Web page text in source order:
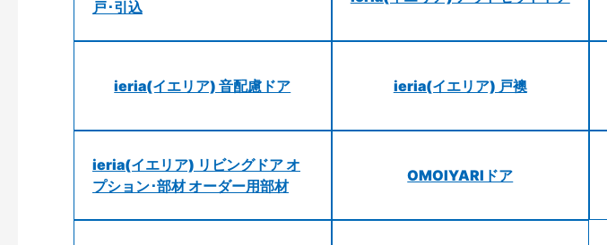
戸･引込
ieria(イエリア) 音配慮ドア ieria(イエリア) 戸襖
ieria(イエリア) リビングドア オ
プション･部材 オーダー用部材
OMOIYARIドア